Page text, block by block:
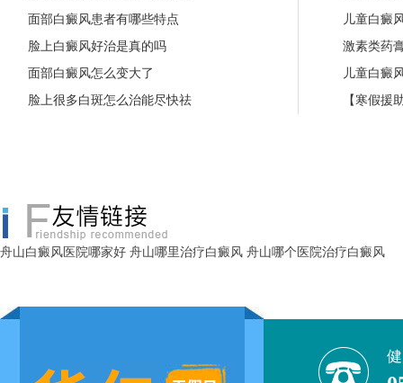
面部白癜风患者有哪些特点
脸上白癜风好治是真的吗
面部白癜风怎么变大了
脸上很多白斑怎么治能尽快祛
儿童白癜
激素类药
儿童白癜
【寒假援
舟山白癜风医院哪家好 舟山哪里治疗白癜风 舟山哪个医院治疗白癜风